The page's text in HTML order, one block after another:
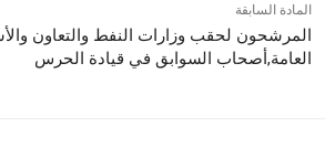
المادة السابقة
المرشحون لحقب وزارات النفط والتعاون
العامة,أصحاب السوابق في قيادة الحرس